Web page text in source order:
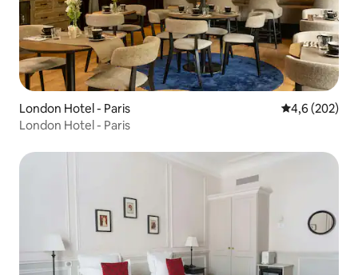
London Hotel - Paris
4,6 (202)
London Hotel - Paris